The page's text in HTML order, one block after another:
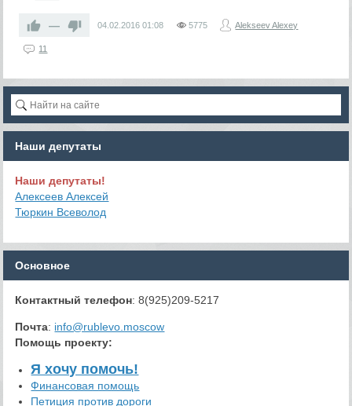
— 04.02.2016 01:08 5775 Alekseev Alexey
11
Наши депутаты
Наши депутаты!
Алексеев Алексей
Тюркин Всеволод
Основное
Контактный телефон: 8(925)209-5217
Почта: info@rublevo.moscow
Помощь проекту:
Я хочу помочь!
Финансовая помощь
Петиция против дороги